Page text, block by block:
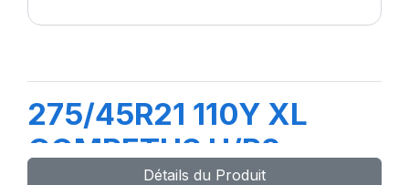
275/45R21 110Y XL
COMPETUS H/P2
Détails du Produit